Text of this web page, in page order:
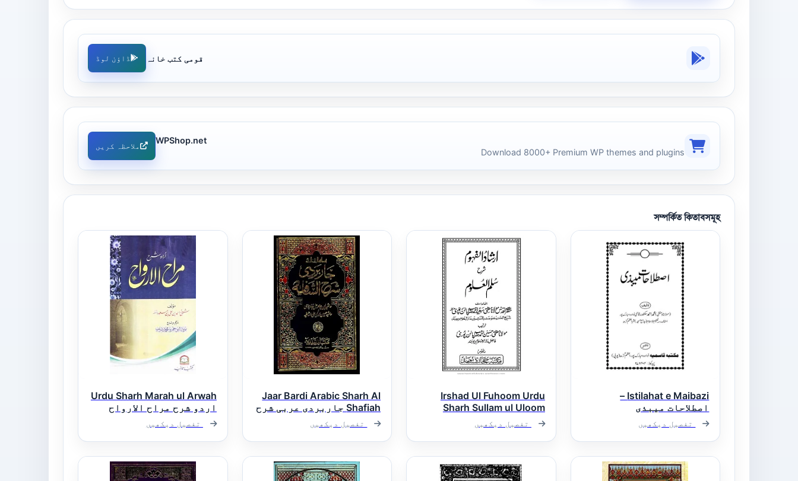
قومی کتب خانہ ڈاؤن لوڈ
WPShop.net
Download 8000+ Premium WP themes and plugins
ملاحظہ کریں
সম্পর্কিত কিতাবসমূহ
Istilahat e Maibazi –
اصطلاحات میبذی
تفصیل دیکھیں
Irshad Ul Fuhoom Urdu
Sharh Sullam ul Uloom
ارشاد الفھوم اردو شرح
سلم العلوم
تفصیل دیکھیں
Jaar Bardi Arabic Sharh Al
Shafiah جاربردی عربی شرح
الشافیہ
تفصیل دیکھیں
Urdu Sharh Marah ul Arwah
اردو شرح مراح الارواح
تفصیل دیکھیں